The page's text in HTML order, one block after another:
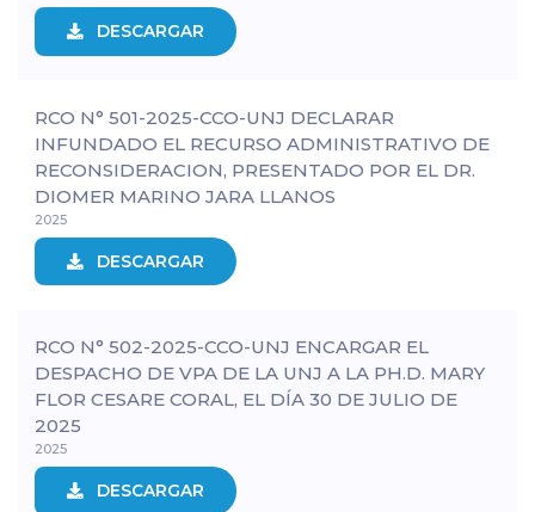
DESCARGAR
RCO N° 501-2025-CCO-UNJ DECLARAR
INFUNDADO EL RECURSO ADMINISTRATIVO DE
RECONSIDERACION, PRESENTADO POR EL DR.
DIOMER MARINO JARA LLANOS
2025
DESCARGAR
RCO N° 502-2025-CCO-UNJ ENCARGAR EL
DESPACHO DE VPA DE LA UNJ A LA PH.D. MARY
FLOR CESARE CORAL, EL DÍA 30 DE JULIO DE
2025
2025
DESCARGAR